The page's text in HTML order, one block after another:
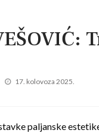
Posted
17. kolovoza 2025.
paljanske